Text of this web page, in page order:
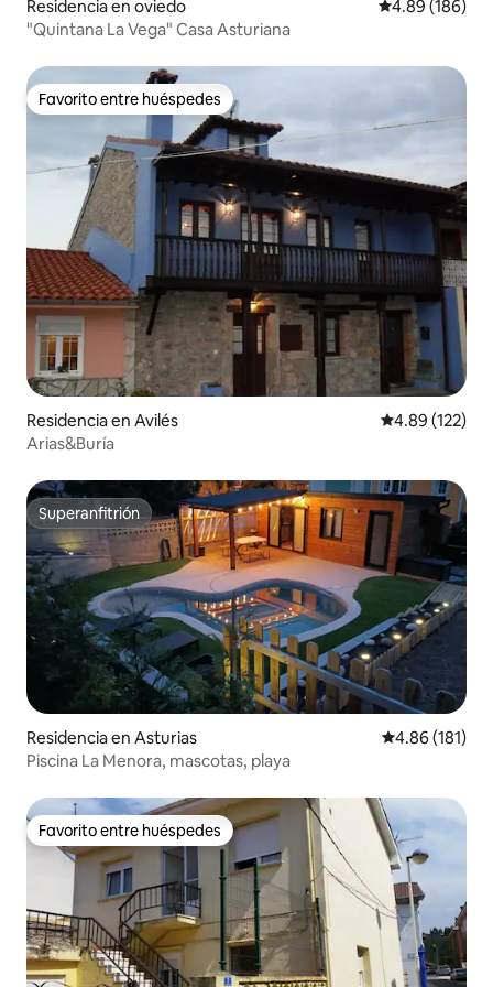
Residencia en oviedo Calificación
4.89 (186)
"Quintana La Vega" Casa Asturiana
Favorito entre huéspedes
Favorito entre huéspedes
Residencia en Avilés Calificación
4.89 (122)
Arias&Buría
Superanfitrión
Superanfitrión
Residencia en Asturias Calificación
4.86 (181)
Piscina La Menora, mascotas, playa
Favorito entre huéspedes
Favorito entre huéspedes